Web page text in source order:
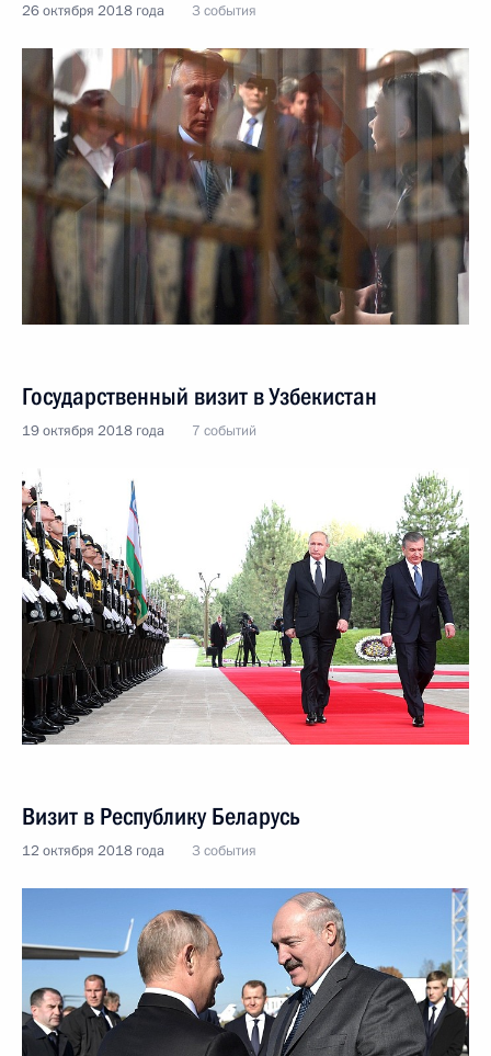
26 октября 2018 года 3 события
Государственный визит в Узбекистан
19 октября 2018 года 7 событий
Визит в Республику Беларусь
12 октября 2018 года 3 события